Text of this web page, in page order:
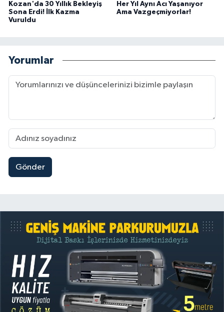
Kozan'da 30 Yıllık Bekleyiş
Sona Erdi! İlk Kazma
Vuruldu
Her Yıl Aynı Acı Yaşanıyor
Ama Vazgeçmiyorlar!
Yorumlar
Gönder